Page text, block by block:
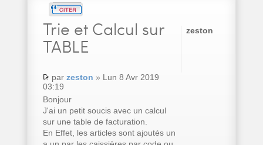
Trie et Calcul sur
TABLE
par zeston » Lun 8 Avr 2019
03:19
Bonjour
J'ai un petit soucis avec un calcul
sur une table de facturation.
En Effet, les articles sont ajoutés un
zeston